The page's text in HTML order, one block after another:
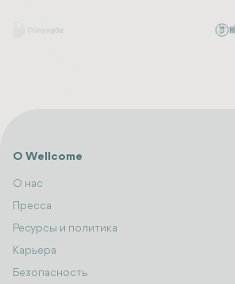
О Wellcome
О нас
Пресса
Ресурсы и политика
Карьера
Безопасность